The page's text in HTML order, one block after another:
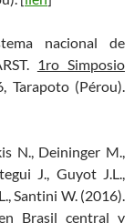
nacional de
1ro Simposio
Tarapoto (Pérou).
N., Deininger M.,
J., Guyot J.L.,
Santini W. (2016).
Brasil central y